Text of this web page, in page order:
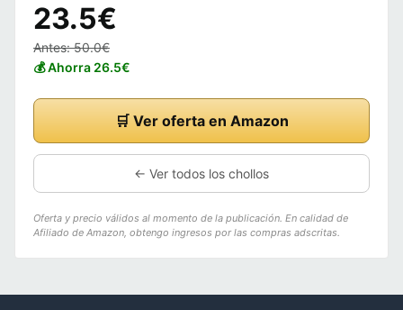
23.5€
Antes: 50.0€
💰 Ahorra 26.5€
🛒 Ver oferta en Amazon
← Ver todos los chollos
Oferta y precio válidos al momento de la publicación. En calidad de
Afiliado de Amazon, obtengo ingresos por las compras adscritas.